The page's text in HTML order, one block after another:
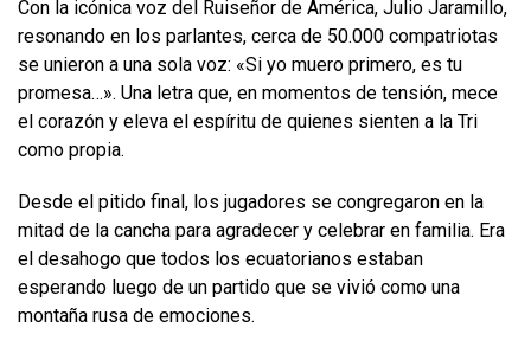
Con la icónica voz del Ruiseñor de América, Julio Jaramillo,
resonando en los parlantes, cerca de 50.000 compatriotas
se unieron a una sola voz: «Si yo muero primero, es tu
promesa…». Una letra que, en momentos de tensión, mece
el corazón y eleva el espíritu de quienes sienten a la Tri
como propia.
Desde el pitido final, los jugadores se congregaron en la
mitad de la cancha para agradecer y celebrar en familia. Era
el desahogo que todos los ecuatorianos estaban
esperando luego de un partido que se vivió como una
montaña rusa de emociones.